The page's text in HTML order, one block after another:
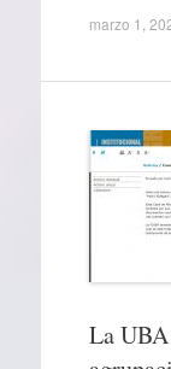
marzo 1,
La